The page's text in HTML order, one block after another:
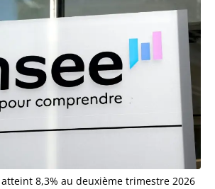
8,3% au deuxième trimestre 2026